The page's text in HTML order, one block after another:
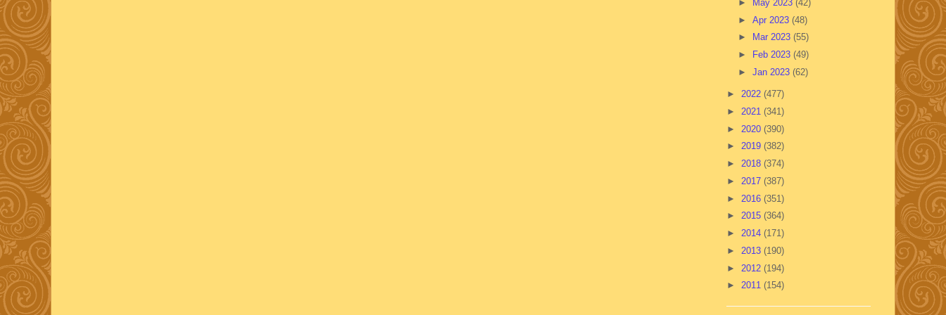
► May 2023 (42)
► Apr 2023 (48)
►
Mar 2023 (55)
►
Feb 2023 (49)
► Jan 2023 (62)
► 2022 (477)
► 2021 (341)
► 2020 (390)
► 2019 (382)
► 2018 (374)
► 2017 (387)
► 2016 (351)
► 2015 (364)
► 2014 (171)
► 2013 (190)
► 2012 (194)
► 2011 (154)